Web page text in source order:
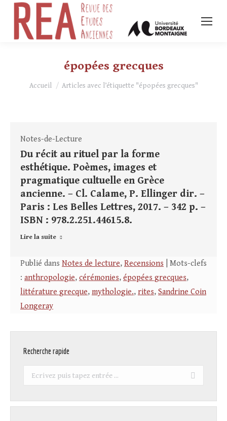
épopées grecques
Vous êtes ici :
Accueil Articles avec l’étiquette "épopées grecques"
Notes-de-Lecture
Du récit au rituel par la forme
esthétique. Poèmes, images et
pragmatique cultuelle en Grèce
ancienne. – Cl. Calame, P. Ellinger dir. –
Paris : Les Belles Lettres, 2017. – 342 p. –
ISBN : 978.2.251.44615.8.
Lire la suite
Publié dans Notes de lecture, Recensions | Mots-clefs
: anthropologie, cérémonies, épopées grecques,
littérature grecque, mythologie., rites, Sandrine Coin
Longeray
Recherche rapide
Recherche